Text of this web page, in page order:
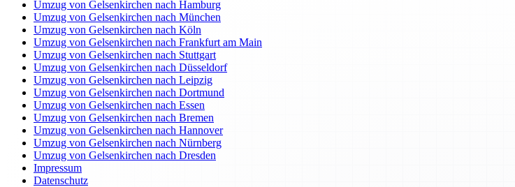
Umzug von Gelsenkirchen nach Hamburg
Umzug von Gelsenkirchen nach München
Umzug von Gelsenkirchen nach Köln
Umzug von Gelsenkirchen nach Frankfurt am Main
Umzug von Gelsenkirchen nach Stuttgart
Umzug von Gelsenkirchen nach Düsseldorf
Umzug von Gelsenkirchen nach Leipzig
Umzug von Gelsenkirchen nach Dortmund
Umzug von Gelsenkirchen nach Essen
Umzug von Gelsenkirchen nach Bremen
Umzug von Gelsenkirchen nach Hannover
Umzug von Gelsenkirchen nach Nürnberg
Umzug von Gelsenkirchen nach Dresden
Impressum
Datenschutz